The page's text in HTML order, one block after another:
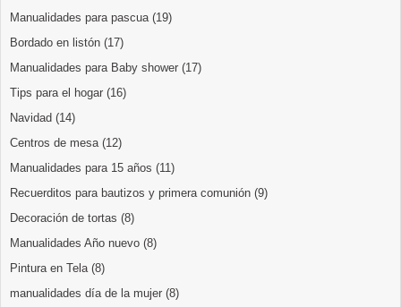
Manualidades para pascua (19)
Bordado en listón (17)
Manualidades para Baby shower (17)
Tips para el hogar (16)
Navidad (14)
Centros de mesa (12)
Manualidades para 15 años (11)
Recuerditos para bautizos y primera comunión (9)
Decoración de tortas (8)
Manualidades Año nuevo (8)
Pintura en Tela (8)
manualidades día de la mujer (8)